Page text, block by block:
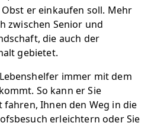
er einkaufen soll. Mehr
zwischen Senior und
die auch der
gebietet.
immer mit dem
So kann er Sie
fahren, Ihnen den Weg in die
erleichtern oder Sie